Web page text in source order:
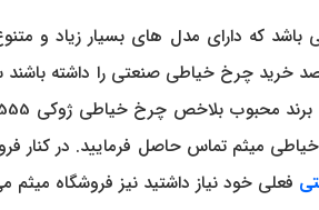
باشد که دارای مدل های بسیار زیاد و
خرید چرخ خیاطی صنعتی را داشته
میثم تماس حاصل فرمایید. در کنار
فعلی خود نیاز داشتید نیز فروشگاه میثم